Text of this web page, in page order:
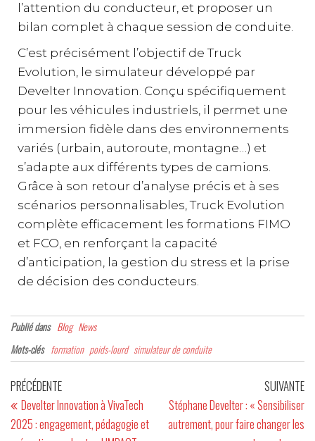
l’attention du conducteur, et proposer un
bilan complet à chaque session de conduite.
C’est précisément l’objectif de Truck
Evolution, le simulateur développé par
Develter Innovation. Conçu spécifiquement
pour les véhicules industriels, il permet une
immersion fidèle dans des environnements
variés (urbain, autoroute, montagne…) et
s’adapte aux différents types de camions.
Grâce à son retour d’analyse précis et à ses
scénarios personnalisables, Truck Evolution
complète efficacement les formations FIMO
et FCO, en renforçant la capacité
d’anticipation, la gestion du stress et la prise
de décision des conducteurs.
Publié dans Blog News
Mots-clés formation poids-lourd simulateur de conduite
PRÉCÉDENTE
Develter Innovation à VivaTech
2025 : engagement, pédagogie et
SUIVANTE
Stéphane Develter : « Sensibiliser
autrement, pour faire changer les